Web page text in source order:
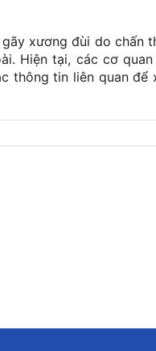
xương đùi do chấn
Hiện tại, các cơ quan
thông tin liên quan để